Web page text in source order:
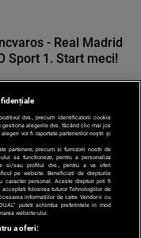
- Real Madrid
Sport 1. Start meci!
dvs., precum identificatorii cookie
gestiona alegerile dvs. făcând clic mai jos
vor fi raportate partenerilor noștri și
partenere, precum si furnizorii nostri de
sa functioneze, pentru a personaliza
si/sau profilul dvs., pentru a va oferi
pe website. Beneficiati de drepturile
caracter personal. Aceste drepturi pot fi
acceptati folosirea tuturor Tehnologiilor de
informatiilor de catre Vendor-ii cu
puteti schimba preferintele in mod
website-ului.
a oferi: